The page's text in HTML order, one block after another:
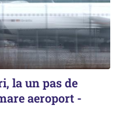
la un pas de
aeroport -